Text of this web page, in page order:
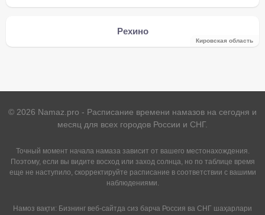
Рехино
Кировская область
© 2026 Namaz.pro - Расписание времени намазов на сегодня и
месяц для всех городов России и СНГ.
Точный момент начала намаза зависит от вашего местонахождения.
Поэтому, если вы видите восход или заход солнца, но по таблице время
еще не наступило, скорректируйте расписание в соответствии с вашими
наблюдениями.
Намоз вақти: Бизнинг веб-сайтда сиз барча Россия ва СНГ шаҳарлари